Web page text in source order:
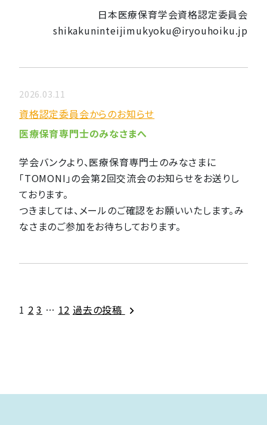
日本医療保育学会資格認定委員会
shikakuninteijimukyoku@iryouhoiku.jp
2026.03.11
資格認定委員会からのお知らせ
医療保育専門士のみなさまへ
学会バンクより、医療保育専門士のみなさまに
「TOMONI」の会第2回交流会のお知らせをお送りし
ております。
つきましては、メールのご確認をお願いいたします。み
なさまのご参加をお待ちしております。
投
1 2 3 … 12 過去の投稿